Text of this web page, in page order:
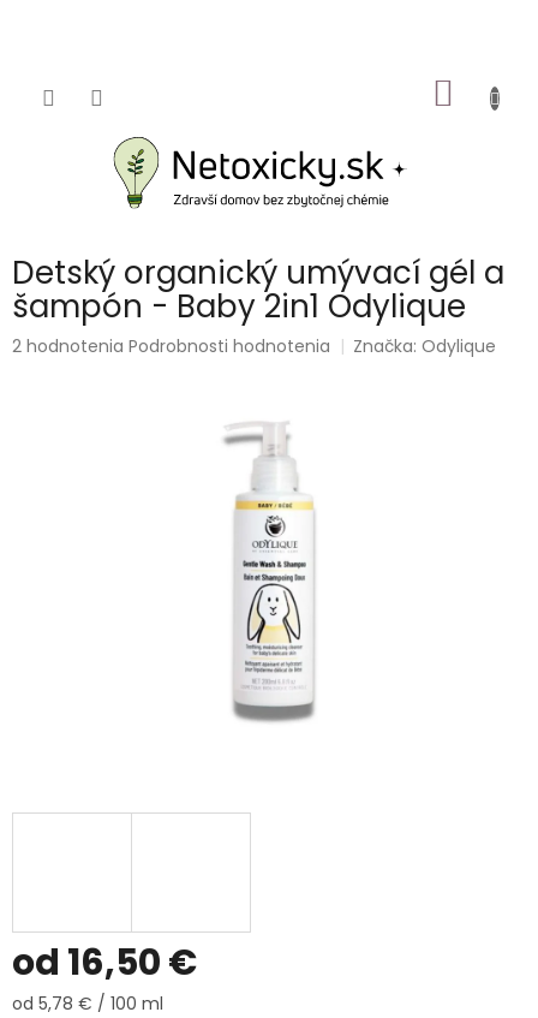
KOŠÍK
Detský organický umývací gél a
šampón - Baby 2in1 Odylique
Priemerné
2 hodnotenia Podrobnosti hodnotenia Značka:Odylique
od 16,50 €
Jednotková
od 5,78 € / 100 ml